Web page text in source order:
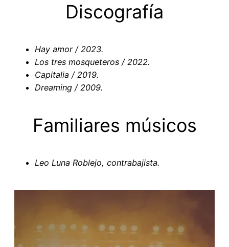
Discografía
Hay amor / 2023.
Los tres mosqueteros / 2022.
Capitalia / 2019.
Dreaming / 2009.
Familiares músicos
Leo Luna Roblejo, contrabajista.